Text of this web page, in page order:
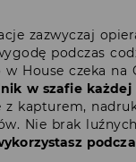
zazwyczaj
podczas
House czeka
w szafie
z kapturem,
Nie brak